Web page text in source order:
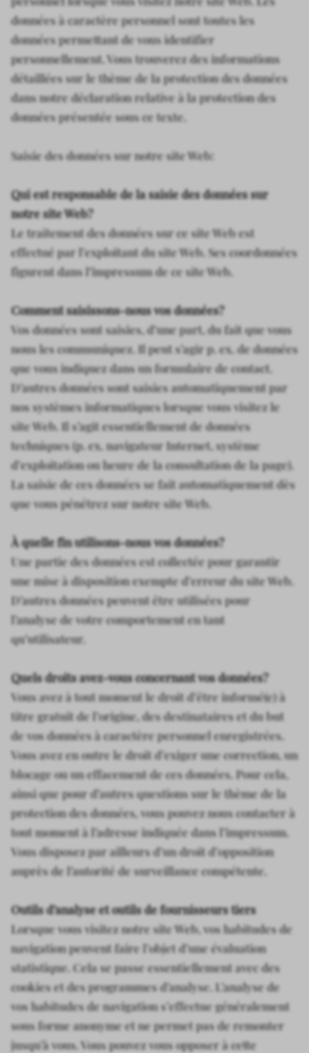
données à caractère personnel sont toutes les
données permettant de vous identifier
personnellement. Vous trouverez des informations
détaillées sur le thème de la protection des données
dans notre déclaration relative à la protection des
données présentée sous ce texte.
Saisie des données sur notre site Web:
Qui est responsable de la saisie des données sur
notre site Web?
Le traitement des données sur ce site Web est
effectué par l’exploitant du site Web. Ses coordonnées
figurent dans l’impressum de ce site Web.
Comment saisissons-nous vos données?
Vos données sont saisies, d’une part, du fait que vous
nous les communiquez. Il peut s’agir p. ex. de données
que vous indiquez dans un formulaire de contact.
D’autres données sont saisies automatiquement par
nos systèmes informatiques lorsque vous visitez le
site Web. Il s’agit essentiellement de données
techniques (p. ex. navigateur Internet, système
d’exploitation ou heure de la consultation de la page).
La saisie de ces données se fait automatiquement dès
que vous pénétrez sur notre site Web.
À quelle fin utilisons-nous vos données?
Une partie des données est collectée pour garantir
une mise à disposition exempte d’erreur du site Web.
D’autres données peuvent être utilisées pour
l’analyse de votre comportement en tant
qu’utilisateur.
Quels droits avez-vous concernant vos données?
Vous avez à tout moment le droit d’être informé(e) à
titre gratuit de l’origine, des destinataires et du but
de vos données à caractère personnel enregistrées.
Vous avez en outre le droit d’exiger une correction, un
blocage ou un effacement de ces données. Pour cela,
ainsi que pour d’autres questions sur le thème de la
protection des données, vous pouvez nous contacter à
tout moment à l’adresse indiquée dans l’impressum.
Vous disposez par ailleurs d’un droit d’opposition
auprès de l’autorité de surveillance compétente.
Outils d’analyse et outils de fournisseurs tiers
Lorsque vous visitez notre site Web, vos habitudes de
navigation peuvent faire l’objet d’une évaluation
statistique. Cela se passe essentiellement avec des
cookies et des programmes d’analyse. L’analyse de
vos habitudes de navigation s’effectue généralement
sous forme anonyme et ne permet pas de remonter
jusqu’à vous. Vous pouvez vous opposer à cette